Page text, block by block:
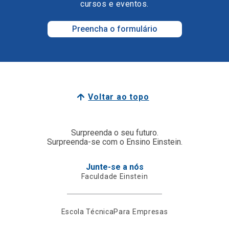
cursos e eventos.
Preencha o formulário
Voltar ao topo
Surpreenda o seu futuro.
Surpreenda-se com o Ensino Einstein.
Junte-se a nós
Faculdade Einstein
Escola TécnicaPara Empresas